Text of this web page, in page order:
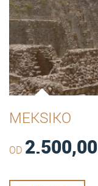
MEKSIKO
OD 2.500,00